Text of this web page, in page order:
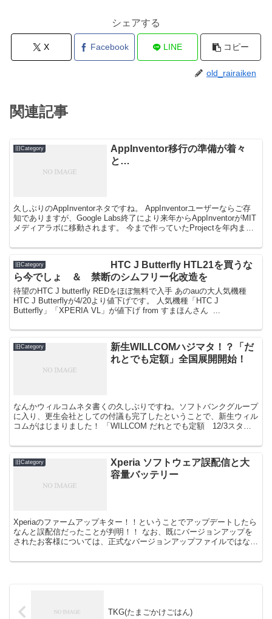
シェアする
X Facebook LINE コピー
old_rairaiken
関連記事
旧Category
AppInventor移行の準備が着々
と…
久しぶりのAppInventorネタですね。 AppInventorユーザーならご存
知でありますが、Google Labs終了により来年からAppInventorがMIT
メディアラボに移動されます。 今まで作っていたProjectを年内ま
旧Category
HTC J Butterfly HTL21を買うな
ら今でしょ ＆ 禁断のシムフリー化改造を
待望のHTC J butterfly REDをほぼ無料で入手 あのauの大人気機種
HTC J Butterflyが4/20より値下げです。 人気機種「HTC J
Butterfly」「XPERIA VL」が値下げ from すまほんさん ...
旧Category
新生WILLCOMハジマタ！？「だ
れとでも定額」全国展開開始！
なんかウィルコムネタ書くの久しぶりですね。ソフトバンクグループ
に入り、更生会社としての付議も完了したということで、新生ウィル
コムがはじまりました！ 「WILLCOM だれとでも定額 12/3スター
旧Category
Xperia ソフトウェア誤配信と大
容量バッテリー
Xperiaのファームアップキター！！ということでアップデートしたら
なんと誤配信だったことが判明！！ なお、既にバージョンアップを
されたお客様については、正式なバージョンアップファイルではない
TKG(たまごかけごはん)